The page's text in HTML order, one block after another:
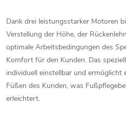
Dank drei leistungsstarker Motoren
Verstellung der Höhe, der
optimale Arbeitsbedingungen des
Komfort für den Kunden. Das speziell
individuell einstellbar und ermöglicht
Füßen des Kunden, was
erleichtert.